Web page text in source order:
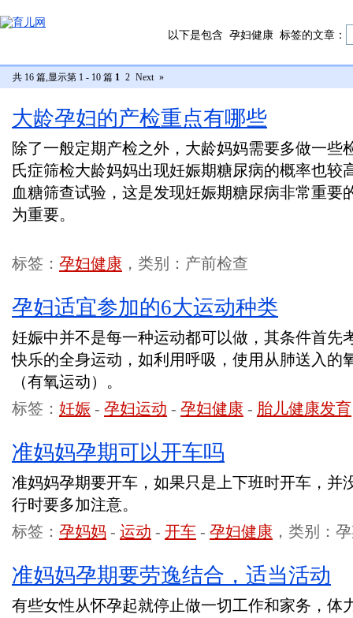
以下是包含 孕妇健康 标签的文章：
共 16 篇,显示第 1 - 10 篇 1 2 Next »
大龄孕妇的产检重点有哪些
除了一般定期产检之外，大龄妈妈需要多做一些
氏症筛检大龄妈妈出现妊娠期糖尿病的概率也较
血糖筛查试验，这是发现妊娠期糖尿病非常重要
为重要。
标签： 孕妇健康 ，类别：产前检查
孕妇适宜参加的6大运动种类
妊娠中并不是每一种运动都可以做，其条件首先
快乐的全身运动，如利用呼吸，使用从肺送入的
（有氧运动）。
标签： 妊娠 - 孕妇运动 - 孕妇健康 - 胎儿健康发育
准妈妈孕期可以开车吗
准妈妈孕期要开车，如果只是上下班时开车，并
行时要多加注意。
标签： 孕妈妈 - 运动 - 开车 - 孕妇健康 ，类别：
准妈妈孕期要劳逸结合，适当活动
有些女性从怀孕起就停止做一切工作和家务，体